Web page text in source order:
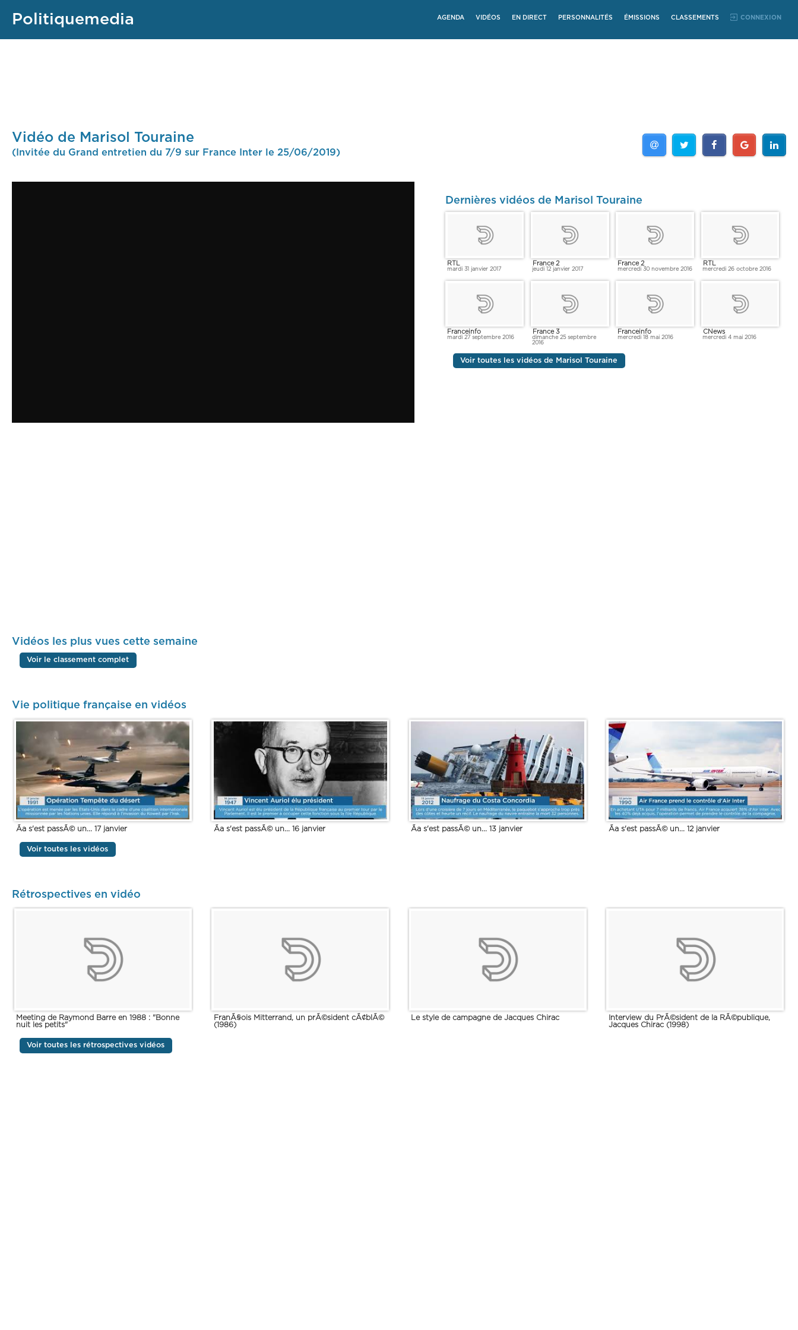
Politiquemedia AGENDA VIDÉOS EN DIRECT PERSONNALITÉS ÉMISSIONS CLASSEMENTS CONNEXION
Vidéo de Marisol Touraine
(Invitée du Grand entretien du 7/9 sur France Inter le 25/06/2019)
Dernières vidéos de Marisol Touraine
RTL
mardi 31 janvier 2017
France 2
jeudi 12 janvier 2017
France 2
mercredi 30 novembre 2016
RTL
mercredi 26 octobre 2016
Franceinfo
mardi 27 septembre 2016
France 3
dimanche 25 septembre
2016
Franceinfo
mercredi 18 mai 2016
CNews
mercredi 4 mai 2016
Voir toutes les vidéos de Marisol Touraine
Vidéos les plus vues cette semaine
Voir le classement complet
Vie politique française en vidéos
Ãa s'est passÃ© un... 17 janvier Ãa s'est passÃ© un... 16 janvier Ãa s'est passÃ© un... 13 janvier Ãa s'est passÃ© un... 12 janvier
Voir toutes les vidéos
Rétrospectives en vidéo
Meeting de Raymond Barre en 1988 : "Bonne
nuit les petits"
FranÃ§ois Mitterrand, un prÃ©sident cÃ¢blÃ©
(1986)
Le style de campagne de Jacques Chirac
Interview du PrÃ©sident de la RÃ©publique,
Jacques Chirac (1998)
Voir toutes les rétrospectives vidéos